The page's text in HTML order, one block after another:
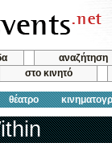
αναζήτηση
στο κινητό
θέατρο